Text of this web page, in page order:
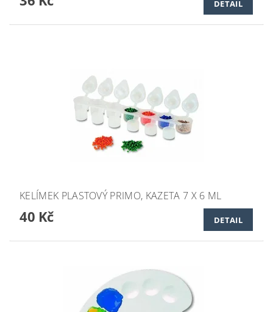
DETAIL
KELÍMEK PLASTOVÝ PRIMO, KAZETA 7 X 6 ML
40 Kč DETAIL